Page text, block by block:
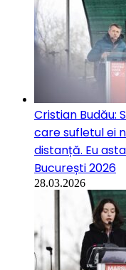
Cristian Budău:
care sufletul ei
distanță. Eu
București 2026
28.03.2026